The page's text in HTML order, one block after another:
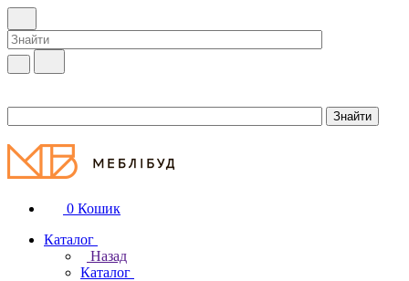
0 Кошик
Каталог
Назад
Каталог